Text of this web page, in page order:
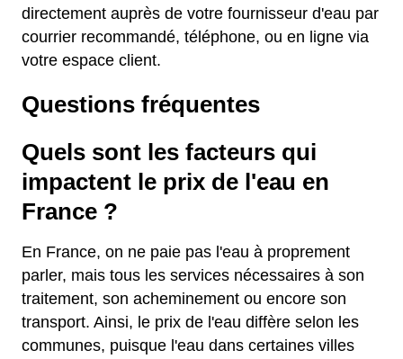
directement auprès de votre fournisseur d'eau par
courrier recommandé, téléphone, ou en ligne via
votre espace client.
Questions fréquentes
Quels sont les facteurs qui
impactent le prix de l'eau en
France ?
En France, on ne paie pas l'eau à proprement
parler, mais tous les services nécessaires à son
traitement, son acheminement ou encore son
transport. Ainsi, le prix de l'eau diffère selon les
communes, puisque l'eau dans certaines villes